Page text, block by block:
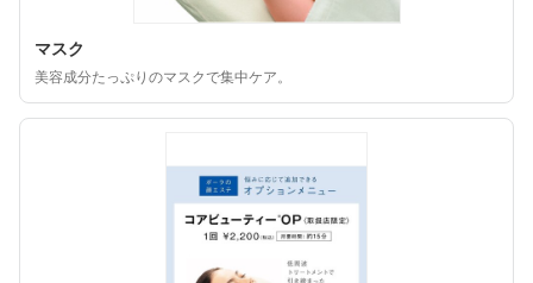
マスク
美容成分たっぷりのマスクで集中ケア。